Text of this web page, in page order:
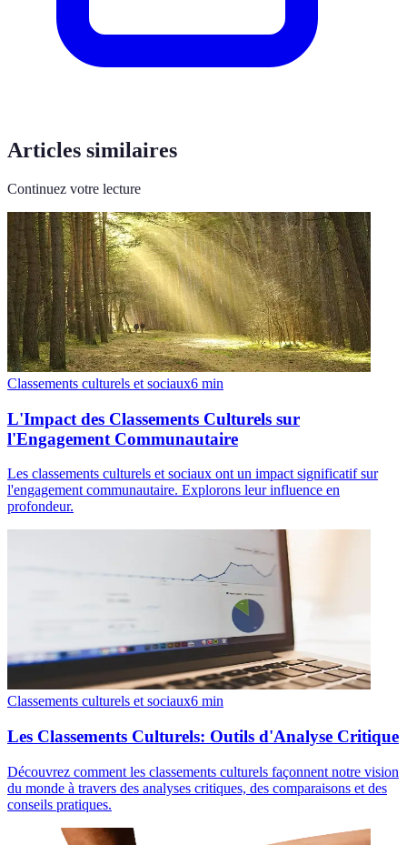
Articles similaires
Continuez votre lecture
Classements culturels et sociaux6 min
L'Impact des Classements Culturels sur
l'Engagement Communautaire
Les classements culturels et sociaux ont un impact significatif sur
l'engagement communautaire. Explorons leur influence en
profondeur.
Classements culturels et sociaux6 min
Les Classements Culturels: Outils d'Analyse Critique
Découvrez comment les classements culturels façonnent notre vision
du monde à travers des analyses critiques, des comparaisons et des
conseils pratiques.